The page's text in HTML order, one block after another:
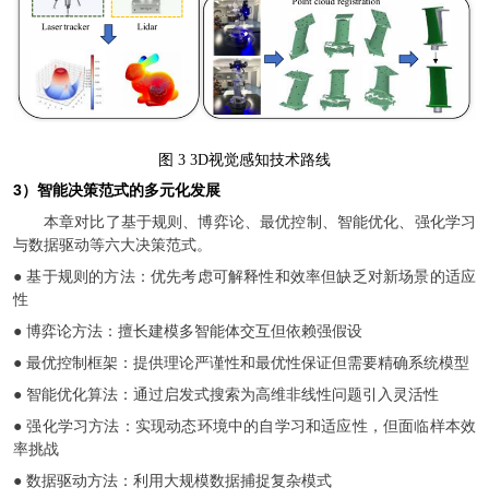
图 3 3D视觉感知技术路线
3）智能决策范式的多元化发展
本章对比了基于规则、博弈论、最优控制、智能优化、强化学习
与数据驱动等六大决策范式。
● 基于规则的方法：优先考虑可解释性和效率但缺乏对新场景的适应
性
● 博弈论方法：擅长建模多智能体交互但依赖强假设
● 最优控制框架：提供理论严谨性和最优性保证但需要精确系统模型
● 智能优化算法：通过启发式搜索为高维非线性问题引入灵活性
● 强化学习方法：实现动态环境中的自学习和适应性，但面临样本效
率挑战
● 数据驱动方法：利用大规模数据捕捉复杂模式